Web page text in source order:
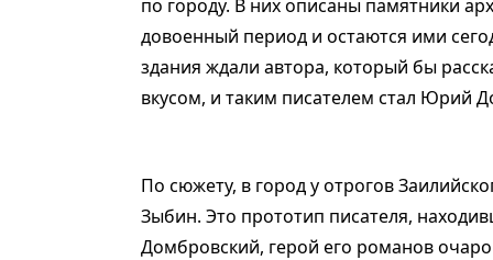
по городу. В них описаны памятники
довоенный период и остаются ими
здания ждали автора, который бы
вкусом, и таким писателем стал Юрий
По сюжету, в город у отрогов
Зыбин. Это прототип писателя,
Домбровский, герой его романов